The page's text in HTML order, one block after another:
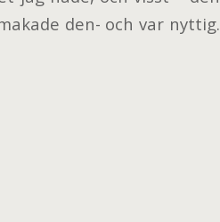
den- och var nyttig.